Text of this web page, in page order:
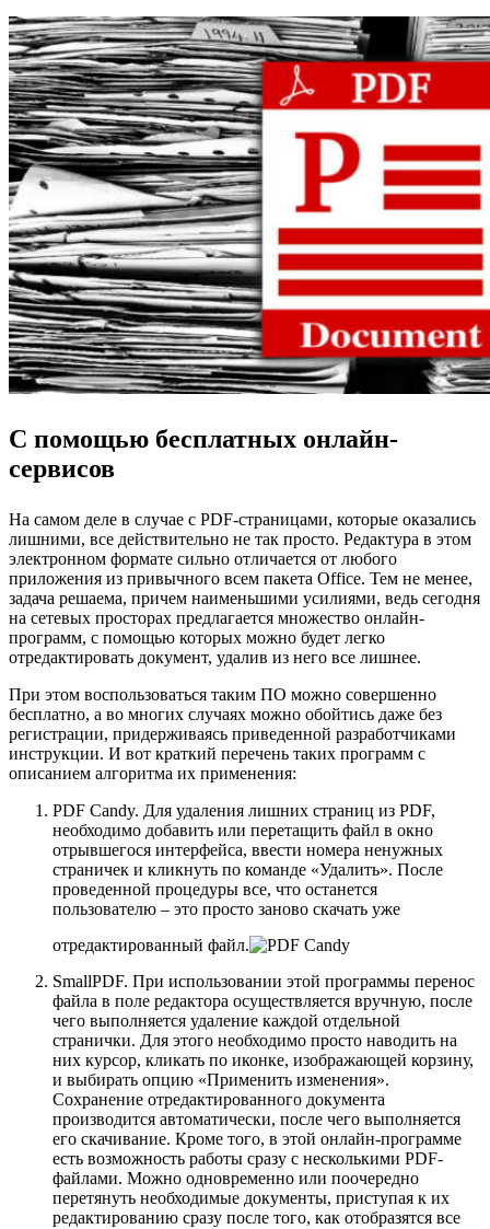
С помощью бесплатных онлайн-
сервисов
На самом деле в случае с PDF-страницами, которые оказались
лишними, все действительно не так просто. Редактура в этом
электронном формате сильно отличается от любого
приложения из привычного всем пакета Office. Тем не менее,
задача решаема, причем наименьшими усилиями, ведь сегодня
на сетевых просторах предлагается множество онлайн-
программ, с помощью которых можно будет легко
отредактировать документ, удалив из него все лишнее.
При этом воспользоваться таким ПО можно совершенно
бесплатно, а во многих случаях можно обойтись даже без
регистрации, придерживаясь приведенной разработчиками
инструкции. И вот краткий перечень таких программ с
описанием алгоритма их применения:
PDF Candy. Для удаления лишних страниц из PDF,
необходимо добавить или перетащить файл в окно
отрывшегося интерфейса, ввести номера ненужных
страничек и кликнуть по команде «Удалить». После
проведенной процедуры все, что останется
пользователю – это просто заново скачать уже
отредактированный файл.
SmallPDF. При использовании этой программы перенос
файла в поле редактора осуществляется вручную, после
чего выполняется удаление каждой отдельной
странички. Для этого необходимо просто наводить на
них курсор, кликать по иконке, изображающей корзину,
и выбирать опцию «Применить изменения».
Сохранение отредактированного документа
производится автоматически, после чего выполняется
его скачивание. Кроме того, в этой онлайн-программе
есть возможность работы сразу с несколькими PDF-
файлами. Можно одновременно или поочередно
перетянуть необходимые документы, приступая к их
редактированию сразу после того, как отобразятся все